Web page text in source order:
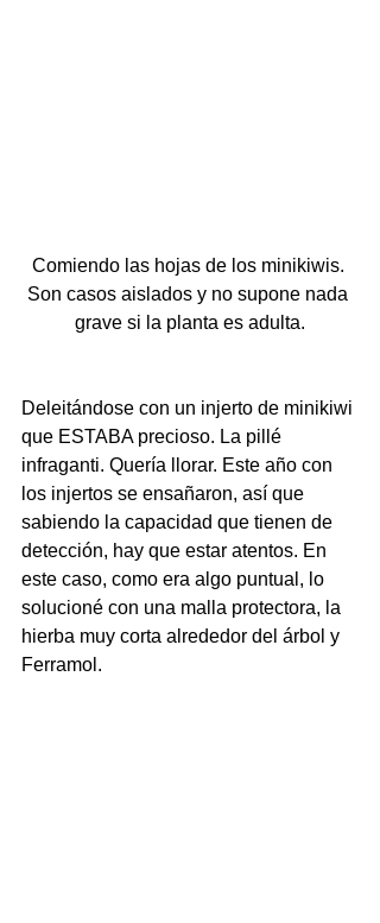
Comiendo las hojas de los minikiwis.
Son casos aislados y no supone nada
grave si la planta es adulta.
Deleitándose con un injerto de minikiwi
que ESTABA precioso. La pillé
infraganti. Quería llorar. Este año con
los injertos se ensañaron, así que
sabiendo la capacidad que tienen de
detección, hay que estar atentos. En
este caso, como era algo puntual, lo
solucioné con una malla protectora, la
hierba muy corta alrededor del árbol y
Ferramol.